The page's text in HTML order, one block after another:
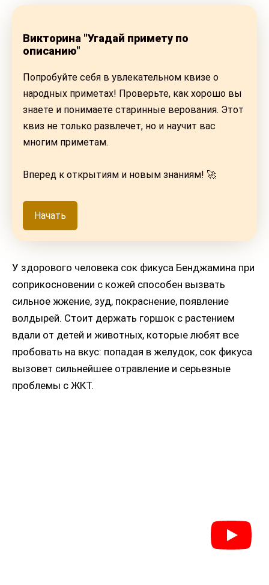
Викторина "Угадай примету по
описанию"
Попробуйте себя в увлекательном квизе о
народных приметах! Проверьте, как хорошо вы
знаете и понимаете старинные верования. Этот
квиз не только развлечет, но и научит вас
многим приметам.
Вперед к открытиям и новым знаниям! 🚀
Начать
У здорового человека сок фикуса Бенджамина при
соприкосновении с кожей способен вызвать
сильное жжение, зуд, покраснение, появление
волдырей. Стоит держать горшок с растением
вдали от детей и животных, которые любят все
пробовать на вкус: попадая в желудок, сок фикуса
вызовет сильнейшее отравление и серьезные
проблемы с ЖКТ.